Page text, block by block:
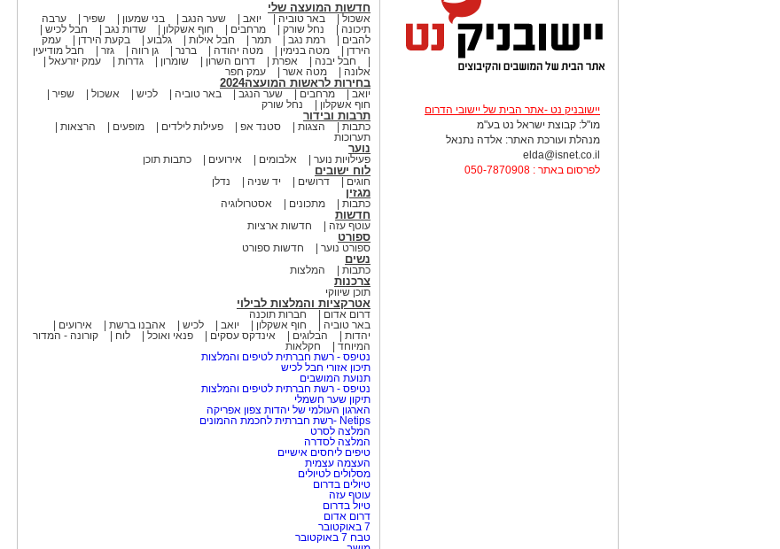
יישובניק נט -אתר הבית של יישובי הדרום
מו"ל: קבוצת ישראל נט בע"מ
מנהלת ועורכת האתר: אלדה נתנאל
elda@isnet.co.il
לפרסום באתר : 050-7870908
חדשות המועצה שלי
אשכול באר טוביה יואב שער הנגב בני שמעון שפיר
ערבה
תיכונה
נחל שורק מרחבים חוף אשקלון שדות נגב
חבל לכיש
להבים
רמת נגב תמר חבל אילות גלבוע בקעת הירדן
עמק
הירדן
מטה בנימין מטה יהודה ברנר גן רווה גזר
חבל מודיעין
חבל יבנה
אפרת דרום השרון שומרון גדרות
עמק יזרעאל
אלונה
מטה אשר עמק חפר
בחירות לראשות המועצה2024
יואב מרחבים שער הנגב באר טוביה לכיש אשכול
שפיר
חוף אשקלון
נחל שורק
תרבות ובידור
כתבות הצגות סטנד אפ פעילות לילדים מופעים
הרצאות
תערוכות
נוער
פעילויות נוער אלבומים אירועים כתבות תוכן
לוח ישובים
חוגים דרושים יד שניה נדלן
מגזין
כתבות מתכונים אסטרולוגיה
חדשות
עוטף עזה חדשות ארציות
ספורט
ספורט נוער חדשות ספורט
נשים
כתבות המלצות
צרכנות
תוכן שיווקי
אטרקציות והמלצות לבילוי
דרום אדום
חברות תוכנה
באר טוביה
חוף אשקלון יואב לכיש אהבנו ברשת
אירועים
יהדות
הבלוגים אינדקס עסקים פנאי ואוכל לוח
קורונה - המדור
המיוחד
חקלאות
נטיפס - רשת חברתית לטיפים והמלצות
תיכון אזורי חבל לכיש
תנועת המושבים
נטיפס - רשת חברתית לטיפים והמלצות
תיקון שער חשמלי
הארגון העולמי של יהדות צפון אפריקה
Netips -רשת חברתית לחכמת ההמונים
המלצה לסרט
המלצה לסדרה
טיפים ליחסים אישיים
העצמה עצמית
מסלולים לטיולים
טיולים בדרום
עוטף עזה
טיול בדרום
דרום אדום
7 באוקטובר
טבח 7 באוקטובר